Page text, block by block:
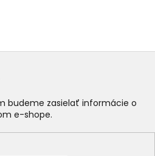
budeme zasielať informácie o
e-shope.